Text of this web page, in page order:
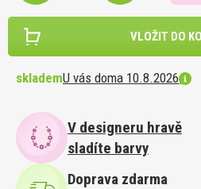
VLOŽIT DO
sklademU vás doma 10.8.2026
V designeru hravě
sladíte barvy
Doprava zdarma